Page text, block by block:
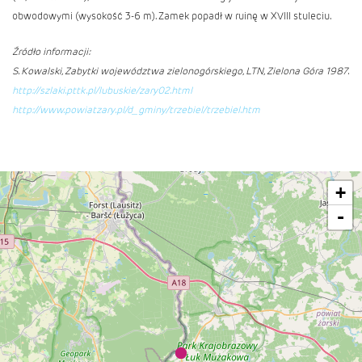
obwodowymi (wysokość 3-6 m). Zamek popadł w ruinę w XVIII stuleciu.
Źródło informacji:
S. Kowalski, Zabytki województwa zielonogórskiego, LTN, Zielona Góra 1987.
http://szlaki.pttk.pl/lubuskie/zary02.html
http://www.powiatzary.pl/d_gminy/trzebiel/trzebiel.htm
+
-